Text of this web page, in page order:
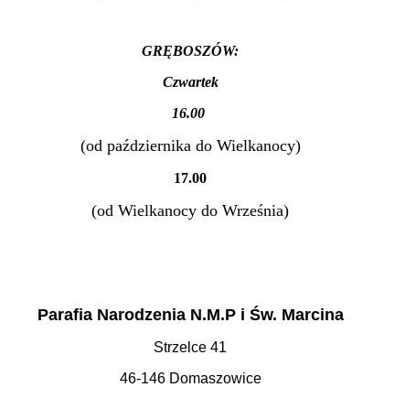
GRĘBOSZÓW:
Czwartek
16.00
(od października do Wielkanocy)
17.00
(od Wielkanocy do Września)
Parafia Narodzenia N.M.P i Św. Marcina
Strzelce 41
46-146 Domaszowice